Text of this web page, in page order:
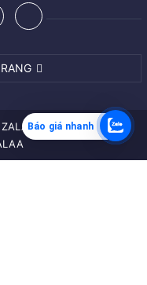
ZALAA JSCBáo giá nhanh